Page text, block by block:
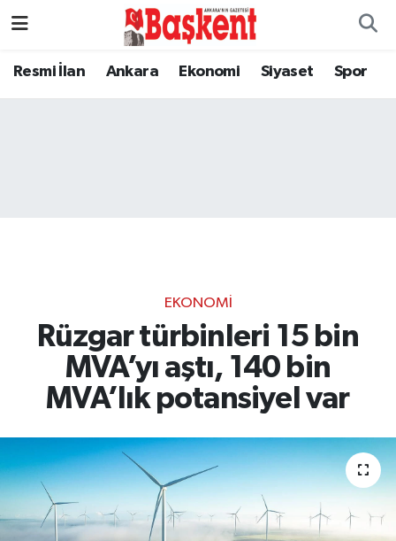
Resmi İlan Ankara Ekonomi Siyaset Spor
EKONOMI
Rüzgar türbinleri 15 bin
MVA’yı aştı, 140 bin
MVA’lık potansiyel var